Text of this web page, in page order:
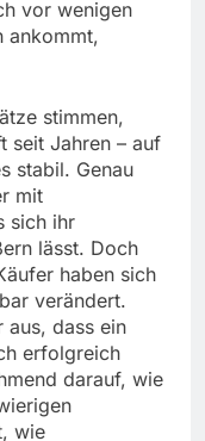
vor wenigen
ankommt,
stimmen,
seit Jahren – auf
stabil. Genau
mit
sich ihr
lässt. Doch
haben sich
verändert.
aus, dass ein
erfolgreich
darauf, wie
wie